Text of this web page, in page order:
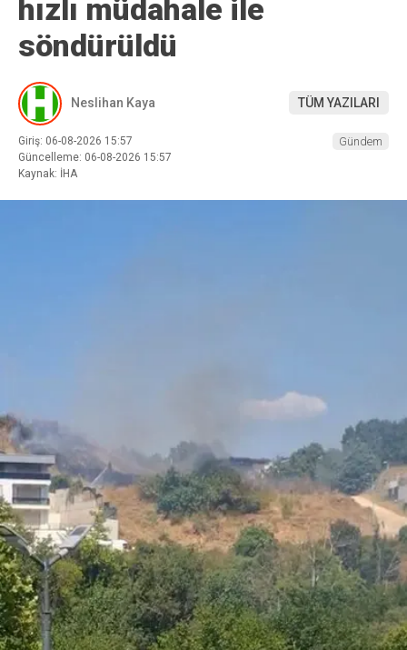
hızlı müdahale ile
söndürüldü
Neslihan Kaya TÜM YAZILARI
Giriş: 06-08-2026 15:57
Güncelleme: 06-08-2026 15:57
Kaynak: İHA
Gündem